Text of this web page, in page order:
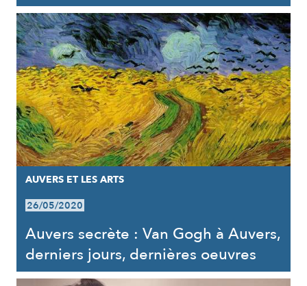
AUVERS ET LES ARTS
26/05/2020
Auvers secrète : Van Gogh à Auvers,
derniers jours, dernières oeuvres